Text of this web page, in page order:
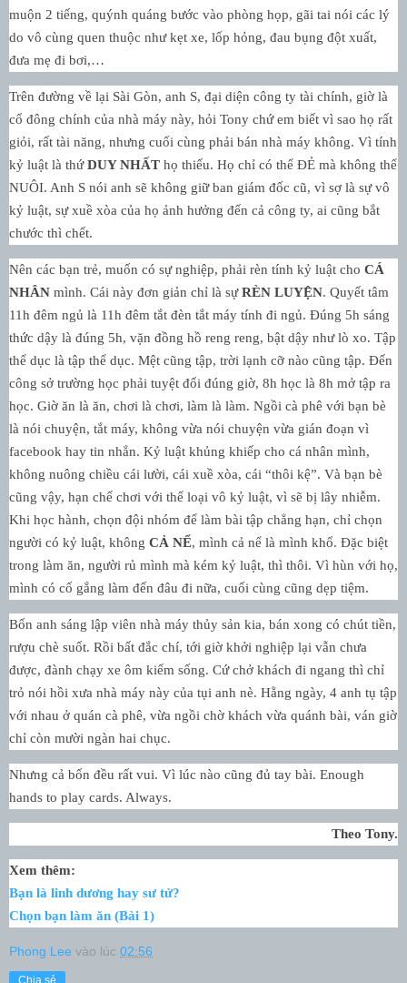
muộn 2 tiếng, quýnh quáng bước vào phòng họp, gãi tai nói các lý
do vô cùng quen thuộc như kẹt xe, lốp hỏng, đau bụng đột xuất,
đưa mẹ đi bơi,…
Trên đường về lại Sài Gòn, anh S, đại diện công ty tài chính, giờ là
cổ đông chính của nhà máy này, hỏi Tony chứ em biết vì sao họ rất
giỏi, rất tài năng, nhưng cuối cùng phải bán nhà máy không. Vì tính
kỷ luật là thứDUY NHẤT họ thiếu. Họ chỉ có thể ĐẺ mà không thể
NUÔI. Anh S nói anh sẽ không giữ ban giám đốc cũ, vì sợ là sự vô
kỷ luật, sự xuề xòa của họ ảnh hưởng đến cả công ty, ai cũng bắt
chước thì chết.
Nên các bạn trẻ, muốn có sự nghiệp, phải rèn tính kỷ luật cho CÁ
NHÂN mình. Cái này đơn giản chỉ là sựRÈN LUYỆN. Quyết tâm
11h đêm ngủ là 11h đêm tắt đèn tắt máy tính đi ngủ. Đúng 5h sáng
thức dậy là đúng 5h, vặn đồng hồ reng reng, bật dậy như lò xo. Tập
thể dục là tập thể dục. Mệt cũng tập, trời lạnh cỡ nào cũng tập. Đến
công sở trường học phải tuyệt đối đúng giờ, 8h học là 8h mở tập ra
học. Giờ ăn là ăn, chơi là chơi, làm là làm. Ngồi cà phê với bạn bè
là nói chuyện, tắt máy, không vừa nói chuyện vừa gián đoạn vì
facebook hay tin nhắn. Kỷ luật khủng khiếp cho cá nhân mình,
không nuông chiều cái lười, cái xuề xòa, cái “thôi kệ”. Và bạn bè
cũng vậy, hạn chế chơi với thể loại vô kỷ luật, vì sẽ bị lây nhiễm.
Khi học hành, chọn đội nhóm để làm bài tập chẳng hạn, chỉ chọn
người có kỷ luật, không CẢ NỂ, mình cả nể là mình khổ. Đặc biệt
trong làm ăn, người rủ mình mà kém kỷ luật, thì thôi. Vì hùn với họ,
mình có cố gắng làm đến đâu đi nữa, cuối cùng cũng dẹp tiệm.
Bốn anh sáng lập viên nhà máy thủy sản kia, bán xong có chút tiền,
rượu chè suốt. Rồi bất đắc chí, tới giờ khởi nghiệp lại vẫn chưa
được, đành chạy xe ôm kiếm sống. Cứ chở khách đi ngang thì chỉ
trỏ nói hồi xưa nhà máy này của tụi anh nè. Hằng ngày, 4 anh tụ tập
với nhau ở quán cà phê, vừa ngồi chờ khách vừa quánh bài, ván giờ
chỉ còn mười ngàn hai chục.
Nhưng cả bốn đều rất vui. Vì lúc nào cũng đủ tay bài. Enough
hands to play cards. Always.
Theo Tony.
Xem thêm:
Bạn là linh dương hay sư tử?
Chọn bạn làm ăn (Bài 1)
Phong Lee vào lúc 02:56
Chia sẻ